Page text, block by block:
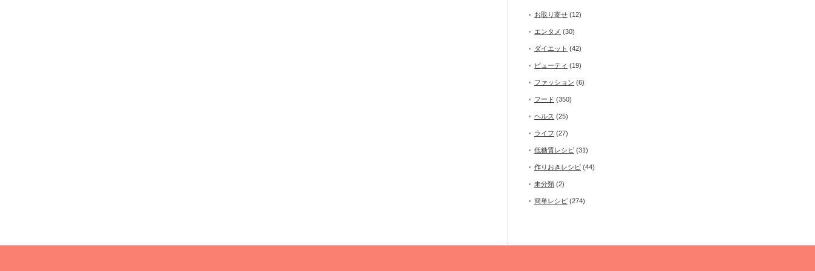
お取り寄せ (12)
エンタメ (30)
ダイエット (42)
ビューティ (19)
ファッション (6)
フード (350)
ヘルス (25)
ライフ (27)
低糖質レシピ (31)
作りおきレシピ (44)
未分類 (2)
簡単レシピ (274)